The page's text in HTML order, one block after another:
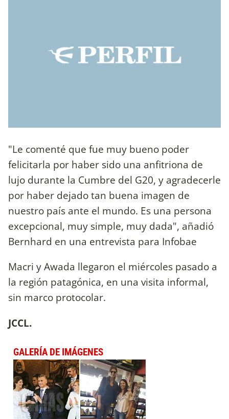
"Le comenté que fue muy bueno poder
felicitarla por haber sido una anfitriona de
lujo durante la Cumbre del G20, y agradecerle
por haber dejado tan buena imagen de
nuestro país ante el mundo. Es una persona
excepcional, muy simple, muy dada", añadió
Bernhard en una entrevista para Infobae
Macri y Awada llegaron el miércoles pasado a
la región patagónica, en una visita informal,
sin marco protocolar.
JCCL.
GALERÍA DE IMÁGENES